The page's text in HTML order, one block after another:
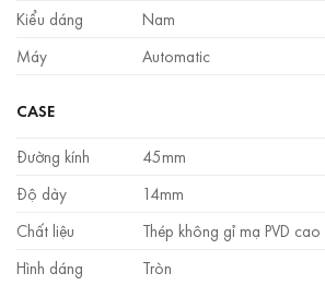
Kiểu dáng
Nam
Máy
Automatic
CASE
Đường kính
45mm
Độ dày
14mm
Chất liệu
Thép không gỉ mạ PVD
Hình dáng
Tròn